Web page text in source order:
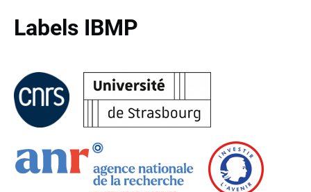
Labels IBMP